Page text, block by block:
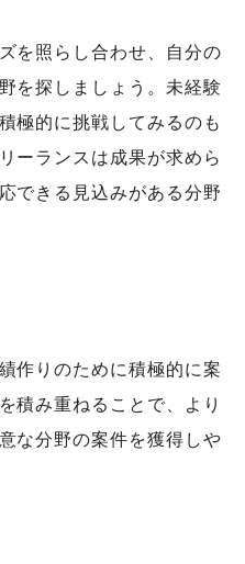
を照らし合わせ、自分の
を探しましょう。未経験
極的に挑戦してみるのも
ーランスは成果が求めら
できる見込みがある分野
作りのために積極的に案
積み重ねることで、より
な分野の案件を獲得しや